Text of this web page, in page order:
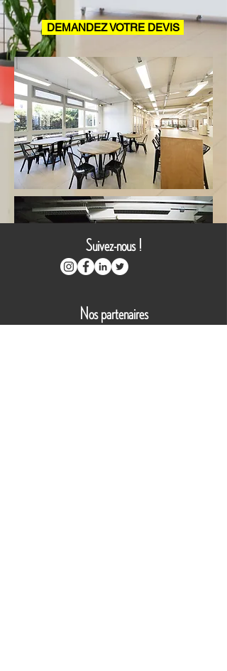
DEMANDEZ VOTRE DEVIS
Suivez-nous !
Nos partenaires